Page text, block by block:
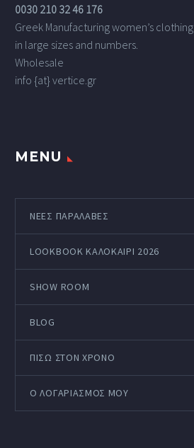
0030 210 32 46 176
Greek Manufacturing women’s clothing
in large sizes and numbers.
Wholesale
info {at} vertice.gr
MENU
ΝΕΕΣ ΠΑΡΑΛΑΒΕΣ
LOOKBOOK ΚΑΛΟΚΑΊΡΙ 2026
SHOW ROOM
BLOG
ΠΙΣΩ ΣΤΟΝ ΧΡΟΝΟ
Ο ΛΟΓΑΡΙΑΣΜΌΣ ΜΟΥ